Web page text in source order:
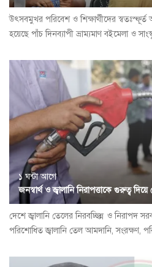
উৎসবমুখর পরিবেশ ও শিক্ষার্থীদের স্বতঃস্ফূর্ত
হয়েছে পাঁচ দিনব্যাপী ভ্রাম্যমাণ বইমেলা ও
১ ঘন্টা আগে
জনস্বার্থ ও জ্বালানি নিরাপত্তাকে গুরুত্ব
দেশে জ্বালানি তেলের নিরবচ্ছিন্ন ও নিরাপদ
পরিশোধিত জ্বালানি তেল আমদানি, সংরক্ষণ,